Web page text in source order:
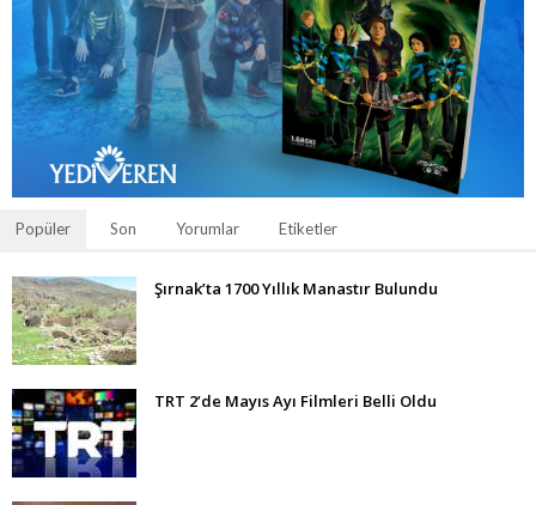
Popüler Son Yorumlar Etiketler
Şırnak’ta 1700 Yıllık Manastır Bulundu
TRT 2’de Mayıs Ayı Filmleri Belli Oldu